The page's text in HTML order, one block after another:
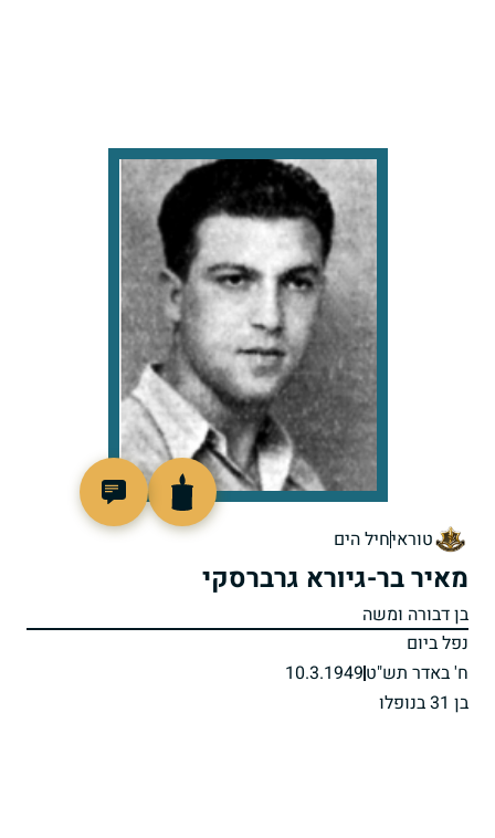
טוראיחיל הים
מאיר בר-גיורא גרברסקי
בן דבורה ומשה
נפל ביום
ח' באדר תש"ט10.3.1949
בן 31 בנופלו